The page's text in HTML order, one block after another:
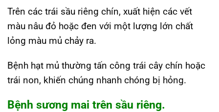
Trên các trái sầu riêng chín, xuất hiện các vết
màu nâu đỏ hoặc đen với một lượng lớn chất
lỏng màu mủ chảy ra.
Bệnh hạt mủ thường tấn công trái cây chín hoặc
trái non, khiến chúng nhanh chóng bị hỏng.
Bệnh sương mai trên sầu riêng.